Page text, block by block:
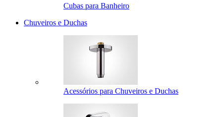
Cubas para Banheiro
Chuveiros e Duchas
Acessórios para Chuveiros e Duchas